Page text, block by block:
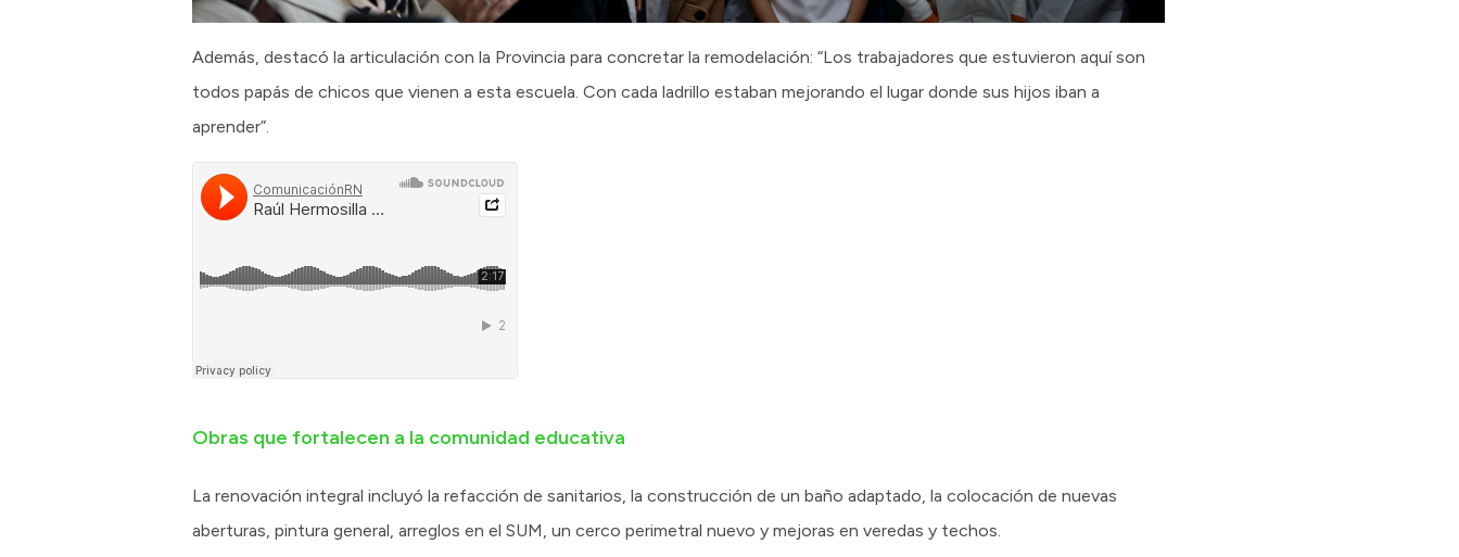
Además, destacó la articulación con la Provincia para concretar la remodelación: “Los trabajadores que estuvieron aquí son
todos papás de chicos que vienen a esta escuela. Con cada ladrillo estaban mejorando el lugar donde sus hijos iban a
aprender”.
Obras que fortalecen a la comunidad educativa
La renovación integral incluyó la refacción de sanitarios, la construcción de un baño adaptado, la colocación de nuevas
aberturas, pintura general, arreglos en el SUM, un cerco perimetral nuevo y mejoras en veredas y techos.